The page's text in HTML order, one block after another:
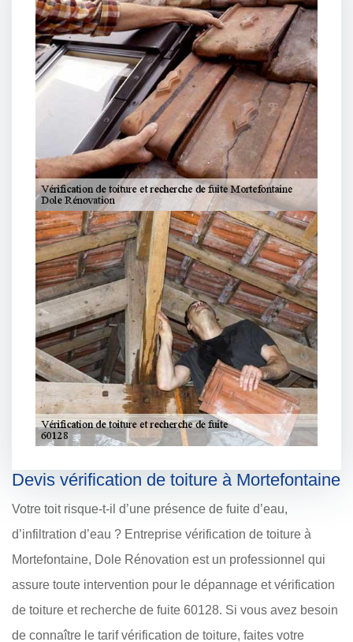
Devis vérification de toiture à Mortefontaine
Votre toit risque-t-il d’une présence de fuite d’eau,
d’infiltration d’eau ? Entreprise vérification de toiture à
Mortefontaine, Dole Rénovation est un professionnel qui
assure toute intervention pour le dépannage et vérification
de toiture et recherche de fuite 60128. Si vous avez besoin
de connaître le tarif vérification de toiture, faites votre